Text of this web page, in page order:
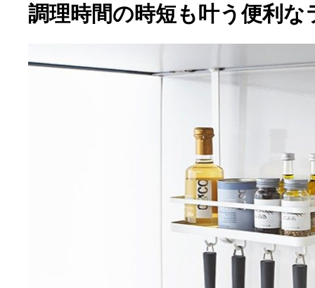
調理時間の時短も叶う便利な